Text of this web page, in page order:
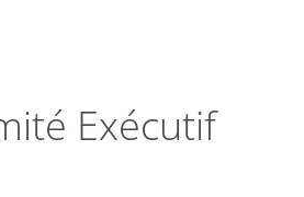
Exécutif